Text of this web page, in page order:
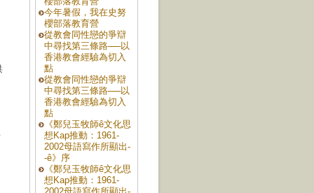
今年暑假，我在史努
櫻部落教育營
從教會同性戀的爭辯
中尋找第三條路──以
香港教會經驗為切入
點
從教會同性戀的爭辯
中尋找第三條路──以
香港教會經驗為切入
點
《鄭兒玉牧師ê文化思
想Kap推動：1961-
2002母語寫作所顯出-
-ê》序
《鄭兒玉牧師ê文化思
想Kap推動：1961-